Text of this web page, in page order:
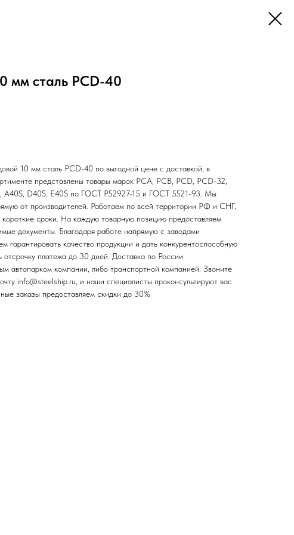
мм сталь РСD-40
10 мм сталь РСD-40 по выгодной цене с доставкой, в
представлены товары марок РСА, РСВ, РСD, РСD-32,
D40S, E40S по ГОСТ Р52927-15 и ГОСТ 5521-93. Мы
от производителей. Работаем по всей территории РФ и СНГ,
короткие сроки. На каждую товарную позицию предоставляем
документы. Благодаря работе напрямую с заводами
гарантировать качество продукции и дать конкурентоспособную
отсрочку платежа до 30 дней. Доставка по России
автопарком компании, либо транспортной компанией. Звоните
info@steelship.ru, и наши специалисты проконсультируют вас
заказы предоставляем скидки до 30%